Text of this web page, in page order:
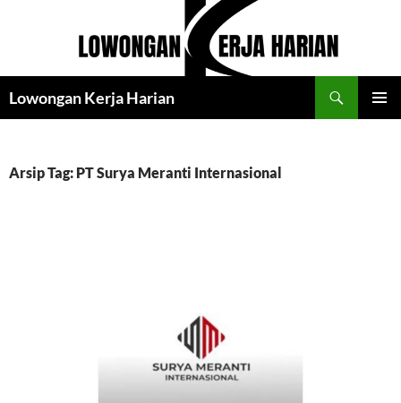
Lowongan Kerja Harian
Arsip Tag: PT Surya Meranti Internasional